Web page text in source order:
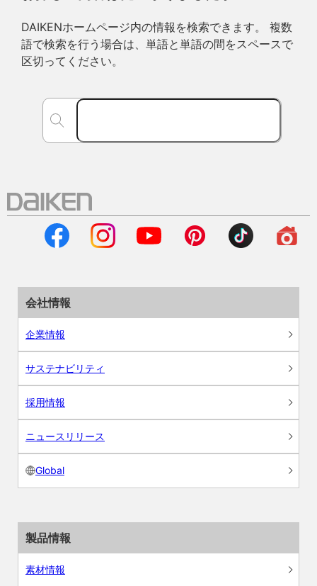
DAIKENホームページ内の情報を検索できます。 複数
語で検索を行う場合は、単語と単語の間をスペースで
区切ってください。
会社情報
企業情報
サステナビリティ
採用情報
ニュースリリース
Global
製品情報
素材情報